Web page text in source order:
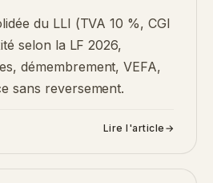
du LLI (TVA 10 %, CGI
selon la LF 2026,
démembrement, VEFA,
sans reversement.
Lire l'article →